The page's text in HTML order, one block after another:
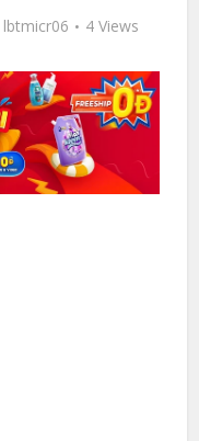
lbtmicr06 4 Views